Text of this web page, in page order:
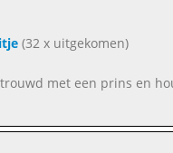
(32 x uitgekomen)
met een prins en